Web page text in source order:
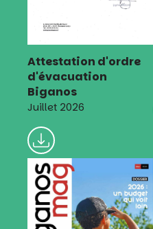
Attestation d'ordre
d'évacuation
Biganos
Juillet 2026